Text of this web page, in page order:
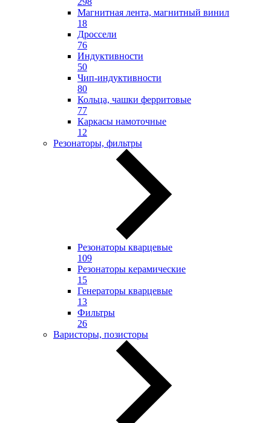
Магнитная лента, магнитный винил
18
Дроссели
76
Индуктивности
50
Чип-индуктивности
80
Кольца, чашки ферритовые
77
Каркасы намоточные
12
Резонаторы, фильтры
Резонаторы кварцевые
109
Резонаторы керамические
15
Генераторы кварцевые
13
Фильтры
26
Варисторы, позисторы